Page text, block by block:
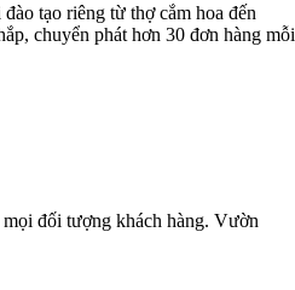
tạo riêng từ thợ cắm hoa đến
chuyển phát hơn 30 đơn hàng mỗi
đối tượng khách hàng. Vườn